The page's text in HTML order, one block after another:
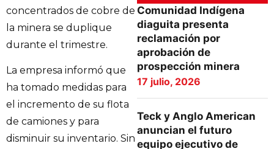
concentrados de cobre de
la minera se duplique
durante el trimestre.
La empresa informó que
ha tomado medidas para
el incremento de su flota
de camiones y para
disminuir su inventario. Sin
Comunidad Indígena
diaguita presenta
reclamación por
aprobación de
prospección minera
17 julio, 2026
Teck y Anglo American
anuncian el futuro
equipo ejecutivo de